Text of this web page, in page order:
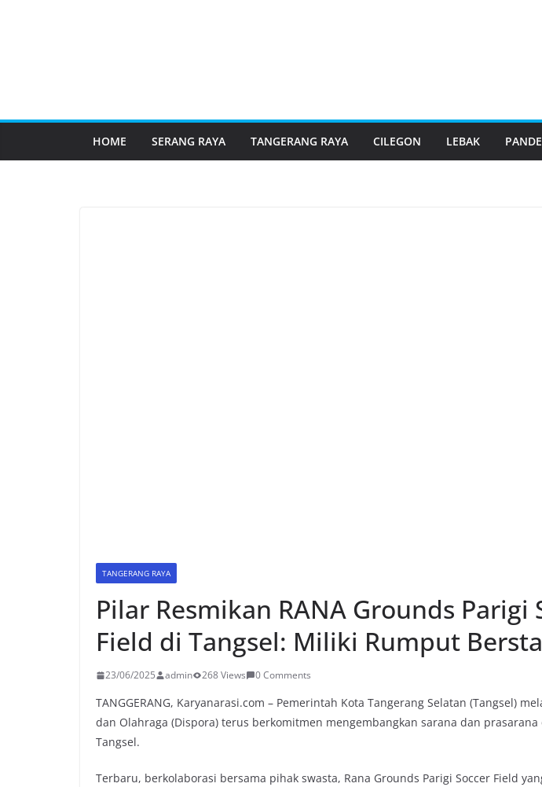
HOME SERANG RAYA TANGERANG RAYA CILEGON LEBAK
TANGERANG RAYA
Pilar Resmikan RANA Grounds Parigi
Field di Tangsel: Miliki Rumput
23/06/2025 admin 268 Views 0 Comments
TANGGERANG, Karyanarasi.com – Pemerintah Kota Tangerang Selatan (Tangsel)
dan Olahraga (Dispora) terus berkomitmen mengembangkan sarana dan
Tangsel.
Terbaru, berkolaborasi bersama pihak swasta, Rana Grounds Parigi Soccer Field